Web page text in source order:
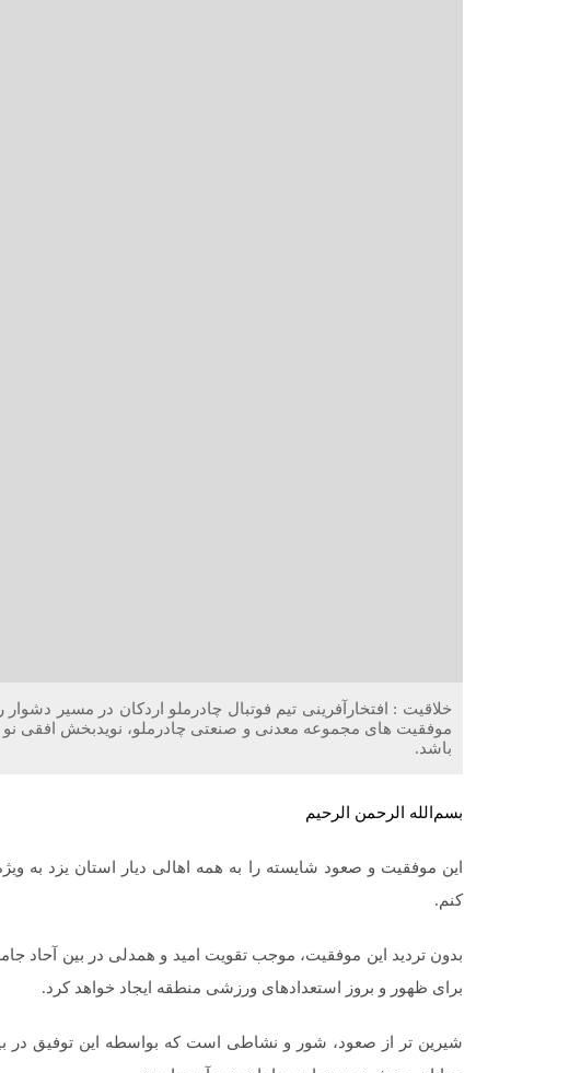
خلاقیت : افتخارآفرینی تیم فوتبال چادرملو اردکان در مسیر دشوار
موفقیت های مجموعه معدنی و صنعتی چادرملو، نویدبخش افقی
باشد.
بسم‌الله الرحمن الرحیم
این موفقیت و صعود شایسته را به همه اهالی دیار استان یزد
کنم.
بدون تردید این موفقیت، موجب تقویت امید و همدلی در بین آحاد
برای ظهور و بروز استعدادهای ورزشی منطقه ایجاد خواهد کرد.
شیرین تر از صعود، شور و نشاطی است که بواسطه این توفیق در